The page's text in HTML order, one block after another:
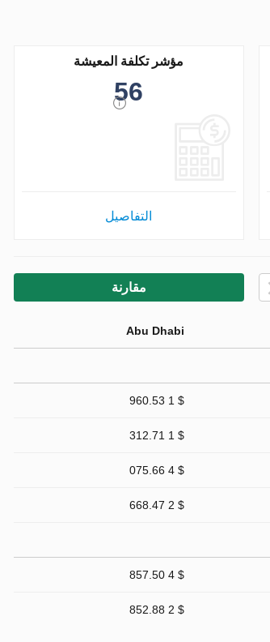
مؤشر تكلفة المعيشة
56
التفاصيل
مقارنة
Abu Dhabi
$ 1 960.53
$ 1 312.71
$ 4 075.66
$ 2 668.47
$ 4 857.50
$ 2 852.88